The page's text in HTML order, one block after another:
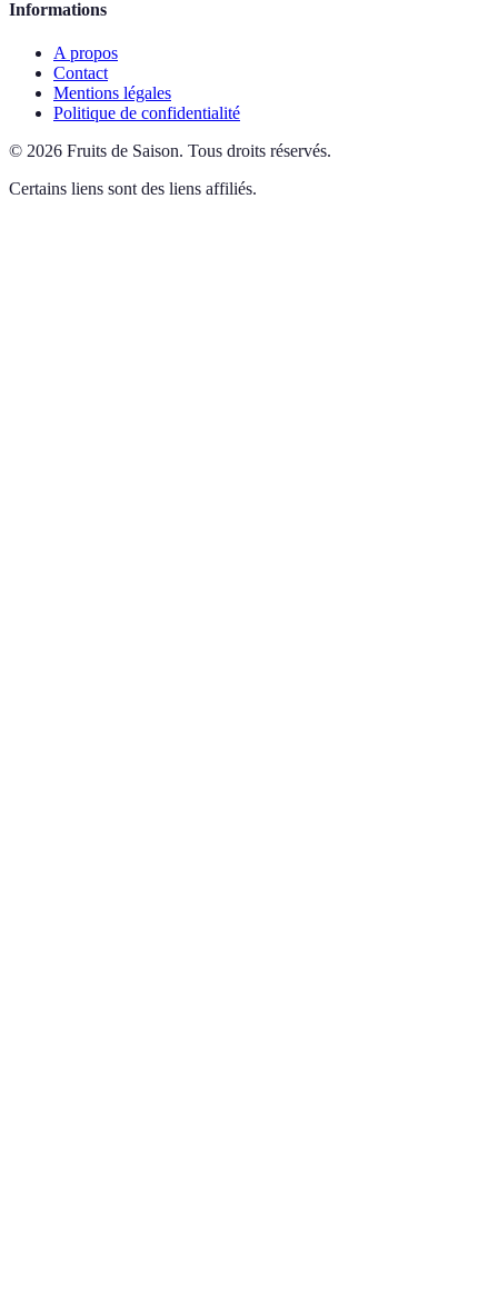
Informations
A propos
Contact
Mentions légales
Politique de confidentialité
© 2026 Fruits de Saison. Tous droits réservés.
Certains liens sont des liens affiliés.